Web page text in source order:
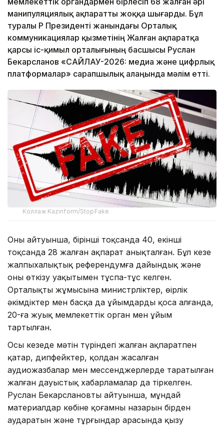
манипуляциялық ақпаратты жоққа шығарды. Бұл
туралы ҚР Президенті жанындағы Орталық
коммуникациялар қызметінің Жалған ақпаратқа
қарсы іс-қимыл орталығының басшысы Руслан
Бекарсланов «САЙЛАУ-2026: медиа және цифрлық
платформалар» сарапшылық алаңында мәлім етті.
Коллаж Kazinform/StopFake
Оның айтуынша, бірінші тоқсанда 40, екінші
тоқсанда 28 жалған ақпарат анықталған. Бұл кезең
жалпыхалықтық референдумға дайындық және
оны өткізу уақытымен тұспа-тұс келген.
Орталықтың жұмысына министрліктер, өңірлік
әкімдіктер мен басқа да ұйымдарды қоса алғанда,
20-ға жуық мемлекеттік орган мен ұйым
тартылған.
Осы кезеңде мәтін түріндегі жалған ақпаратпен
қатар, дипфейктер, қолдан жасалған
аудиожазбалар мен мессенджерлерде таратылған
жалған дауыстық хабарламалар да тіркелген.
Руслан Бекарслановтың айтуынша, мұндай
материалдар көбіне қоғамның назарын бірден
аударатын және тұрғындар арасында қызу